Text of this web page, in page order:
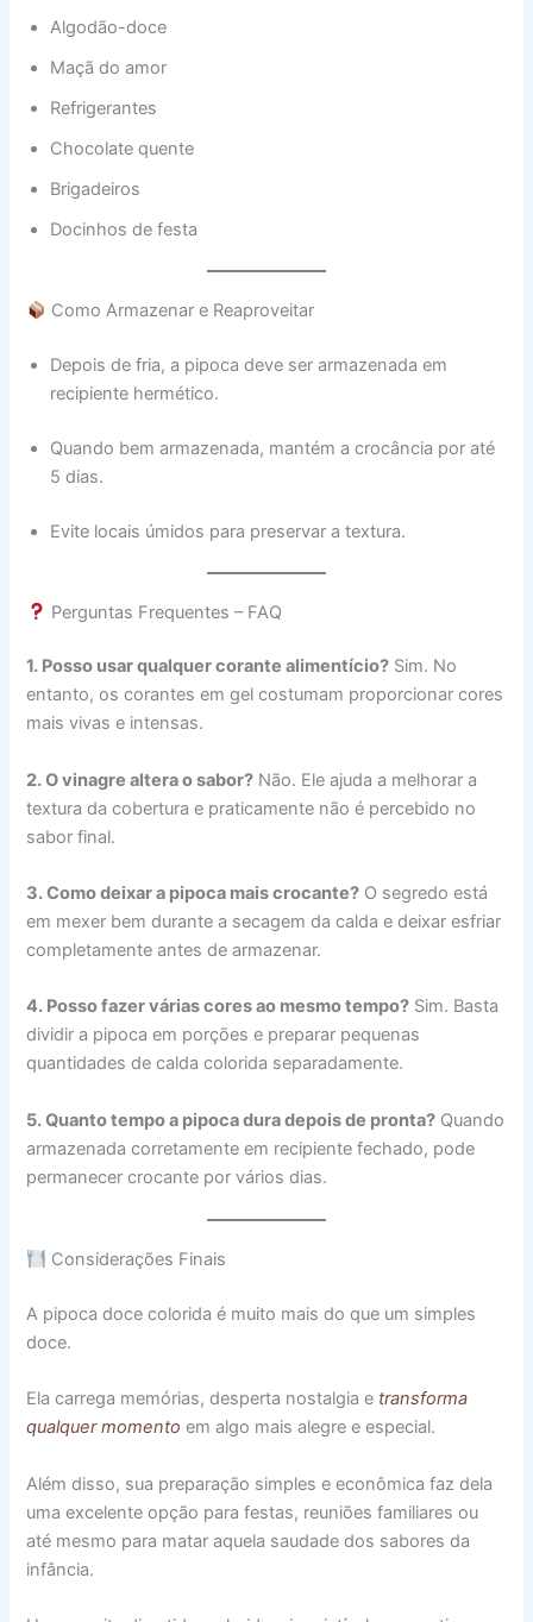
Algodão-doce
Maçã do amor
Refrigerantes
Chocolate quente
Brigadeiros
Docinhos de festa
Como Armazenar e Reaproveitar
Depois de fria, a pipoca deve ser armazenada em
recipiente hermético.
Quando bem armazenada, mantém a crocância por até
5 dias.
Evite locais úmidos para preservar a textura.
Perguntas Frequentes – FAQ
1. Posso usar qualquer corante alimentício? Sim. No
entanto, os corantes em gel costumam proporcionar cores
mais vivas e intensas.
2. O vinagre altera o sabor? Não. Ele ajuda a melhorar a
textura da cobertura e praticamente não é percebido no
sabor final.
3. Como deixar a pipoca mais crocante? O segredo está
em mexer bem durante a secagem da calda e deixar esfriar
completamente antes de armazenar.
4. Posso fazer várias cores ao mesmo tempo? Sim. Basta
dividir a pipoca em porções e preparar pequenas
quantidades de calda colorida separadamente.
5. Quanto tempo a pipoca dura depois de pronta? Quando
armazenada corretamente em recipiente fechado, pode
permanecer crocante por vários dias.
Considerações Finais
A pipoca doce colorida é muito mais do que um simples
doce.
Ela carrega memórias, desperta nostalgia e transforma
qualquer momento em algo mais alegre e especial.
Além disso, sua preparação simples e econômica faz dela
uma excelente opção para festas, reuniões familiares ou
até mesmo para matar aquela saudade dos sabores da
infância.